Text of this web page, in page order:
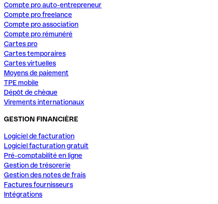
Compte pro auto-entrepreneur
Compte pro freelance
Compte pro association
Compte pro rémunéré
Cartes pro
Cartes temporaires
Cartes virtuelles
Moyens de paiement
TPE mobile
Dépôt de chèque
Virements internationaux
GESTION FINANCIÈRE
Logiciel de facturation
Logiciel facturation gratuit
Pré-comptabilité en ligne
Gestion de trésorerie
Gestion des notes de frais
Factures fournisseurs
Intégrations